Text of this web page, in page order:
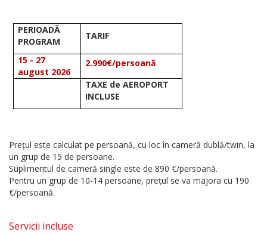
PERIOADĂ
PROGRAM
TARIF
15 - 27
august 2026
2.990€/persoană
TAXE de AEROPORT
INCLUSE
Prețul este calculat pe persoană, cu loc în cameră dublă/twin, la
un grup de 15 de persoane.
Suplimentul de cameră single este de 890 €/persoană.
Pentru un grup de 10-14 persoane, prețul se va majora cu 190
€/persoană.
Servicii incluse